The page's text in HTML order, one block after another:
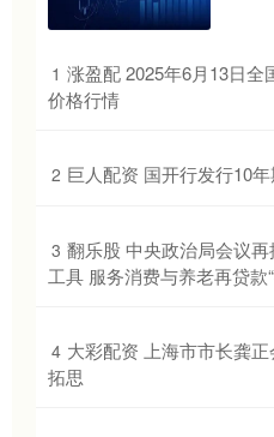
1 涨盈配 2025年6月13日全
价格行情
2 巨人配资 国开行发行10
3 翻乐股 中央政治局会议
工具 服务消费与养老再贷款
4 大彩配资 上海市市长龚
拓思